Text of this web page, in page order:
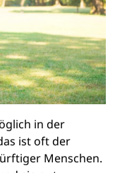
in der
ist oft der
Menschen.